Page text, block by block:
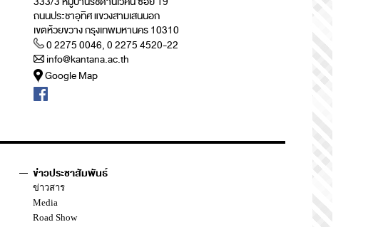
ถนนประชาอุทิศ แขวงสามเสนนอก
เขตห้วยขวาง กรุงเทพมหานคร 10310
0 2275 0046, 0 2275 4520-22
info@kantana.ac.th
Google Map
ข่าวประชาสัมพันธ์
ข่าวสาร
Media
Road Show